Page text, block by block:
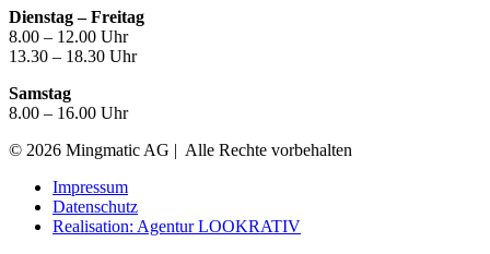
Dienstag – Freitag
8.00 – 12.00 Uhr
13.30 – 18.30 Uhr
Samstag
8.00 – 16.00 Uhr
© 2026 Mingmatic AG | Alle Rechte vorbehalten
Impressum
Datenschutz
Realisation: Agentur LOOKRATIV